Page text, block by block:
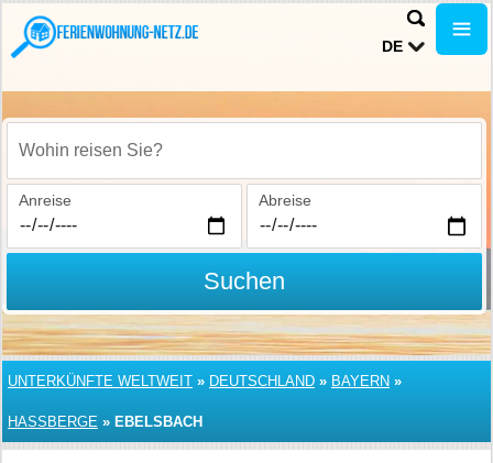
DE
Wohin reisen Sie?
Anreise Abreise
Suchen
UNTERKÜNFTE WELTWEIT » DEUTSCHLAND » BAYERN »
HASSBERGE » EBELSBACH